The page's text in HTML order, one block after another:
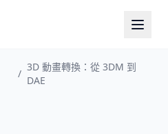
/
3D 動畫轉換：從 3DM 到
DAE